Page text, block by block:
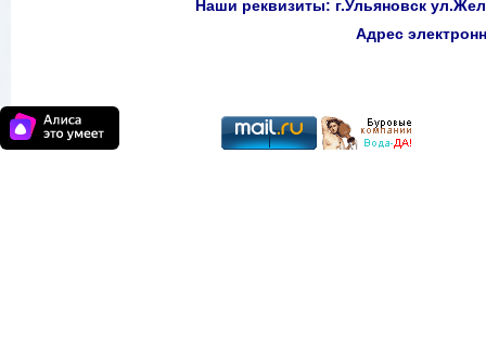
Наши реквизиты: г.Ульяновск
Адрес